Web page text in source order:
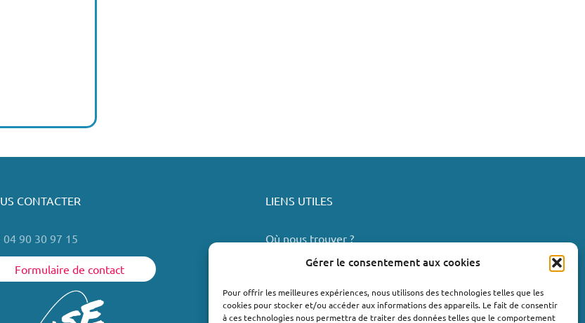
Gérer le consentement aux cookies
Pour offrir les meilleures expériences, nous utilisons des technologies telles que les
cookies pour stocker et/ou accéder aux informations des appareils. Le fait de consentir
à ces technologies nous permettra de traiter des données telles que le comportement
CONTACTER
04 90 30 97 15
Formulaire de contact
LIENS UTILES
Où nous trouver ?
Valréas
Le Teil